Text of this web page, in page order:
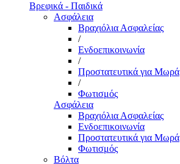
Βρεφικά - Παιδικά
Ασφάλεια
Βραχιόλια Ασφαλείας
/
Ενδοεπικοινωνία
/
Προστατευτικά για Μωρά
/
Φωτισμός
Ασφάλεια
Βραχιόλια Ασφαλείας
Ενδοεπικοινωνία
Προστατευτικά για Μωρά
Φωτισμός
Βόλτα